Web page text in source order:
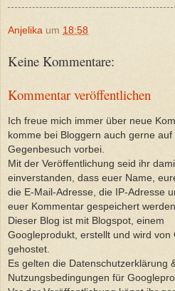
Anjelika um 18:58
Keine Kommentare:
Kommentar veröffentlichen
Ich freue mich immer über neue
komme bei Bloggern auch gerne auf
Gegenbesuch vorbei.
Mit der Veröffentlichung seid ihr
einverstanden, dass euer Name,
die E-Mail-Adresse, die IP-Adresse
euer Kommentar gespeichert werden.
Dieser Blog ist mit Blogspot, einem
Googleprodukt, erstellt und wird von
gehostet.
Es gelten die Datenschutzerklärung
Nutzungsbedingungen für